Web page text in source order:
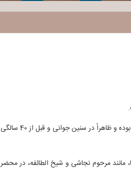
تاریخ ولادت و وفات ایشان دقیقاً مشخص نیست، اما هم‌دوره شیخ الطائفه و مرحوم نجاشی بوده و ظاهراً در سنین جوانی و قبل از 40 سالگی
مرحوم نجاشی و شیخ الطائفه، در محضر